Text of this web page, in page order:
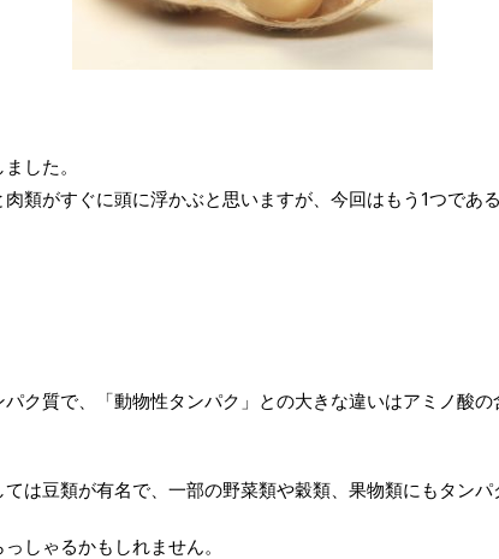
した。
類がすぐに頭に浮かぶと思いますが、今回はもう1つであ
ク質で、「動物性タンパク」との大きな違いはアミノ酸
は豆類が有名で、一部の野菜類や穀類、果物類にもタンパ
しゃるかもしれません。